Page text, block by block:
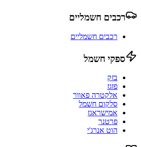
רכבים חשמליים
רכבים חשמליים
ספקי חשמל
בזק
פזגז
אלקטרה פאוור
סלקום חשמל
אמישראגז
פרטנר
הוט אנרג'י